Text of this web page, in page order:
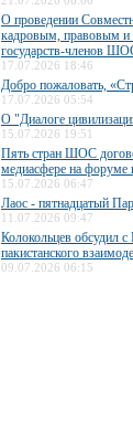
О проведении
кадровым, правовым
государств-членов
17.07.2026 18:46
Добро пожаловать,
17.07.2026 05:54
О "Диалоге
15.07.2026 19:51
Пять стран ШОС
медиасфере на форуме
15.07.2026 06:47
Лаос - пятнадцатый
11.07.2026 09:47
Колокольцев обсудил
пакистанского
09.07.2026 06:15